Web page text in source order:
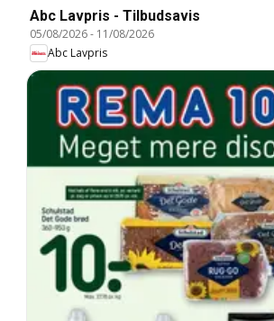
Abc Lavpris - Tilbudsavis
05/08/2026- 11/08/2026
Abc Lavpris